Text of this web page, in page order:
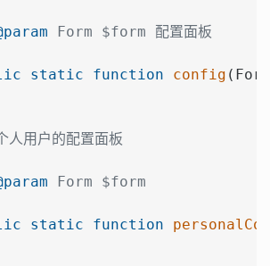
Form $form 配置面板
static function config
用户的配置面板
Form $form
static function